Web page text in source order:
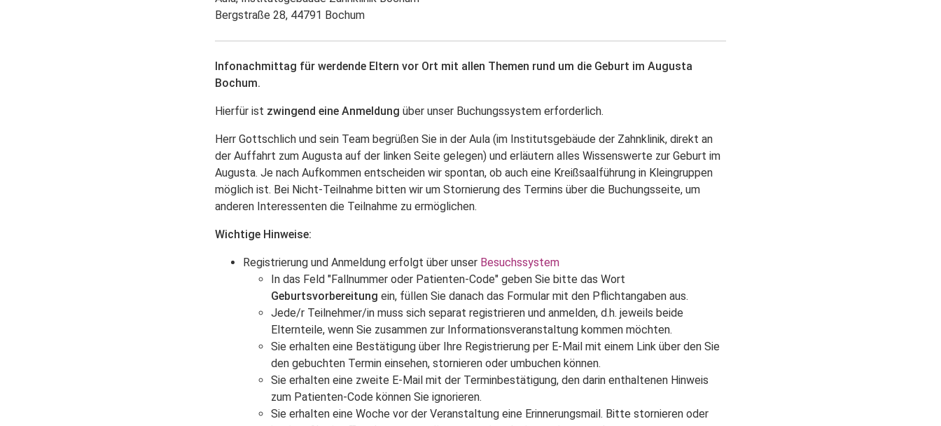
Bergstraße 28, 44791 Bochum
Infonachmittag für werdende Eltern vor Ort mit allen Themen rund um die Geburt im Augusta
Bochum.
Hierfür ist zwingend eine Anmeldung über unser Buchungssystem erforderlich.
Herr Gottschlich und sein Team begrüßen Sie in der Aula (im Institutsgebäude der Zahnklinik, direkt an
der Auffahrt zum Augusta auf der linken Seite gelegen) und erläutern alles Wissenswerte zur Geburt im
Augusta. Je nach Aufkommen entscheiden wir spontan, ob auch eine Kreißsaalführung in Kleingruppen
möglich ist. Bei Nicht-Teilnahme bitten wir um Stornierung des Termins über die Buchungsseite, um
anderen Interessenten die Teilnahme zu ermöglichen.
Wichtige Hinweise:
Registrierung und Anmeldung erfolgt über unser Besuchssystem
In das Feld "Fallnummer oder Patienten-Code" geben Sie bitte das Wort
Geburtsvorbereitung ein, füllen Sie danach das Formular mit den Pflichtangaben aus.
Jede/r Teilnehmer/in muss sich separat registrieren und anmelden, d.h. jeweils beide
Elternteile, wenn Sie zusammen zur Informationsveranstaltung kommen möchten.
Sie erhalten eine Bestätigung über Ihre Registrierung per E-Mail mit einem Link über den Sie
den gebuchten Termin einsehen, stornieren oder umbuchen können.
Sie erhalten eine zweite E-Mail mit der Terminbestätigung, den darin enthaltenen Hinweis
zum Patienten-Code können Sie ignorieren.
Sie erhalten eine Woche vor der Veranstaltung eine Erinnerungsmail. Bitte stornieren oder